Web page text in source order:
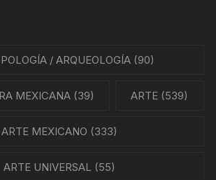
/ ARQUEOLOGÍA(90)
MEXICANA(39) ARTE (539)
ARTE MEXICANO (333)
ARTE UNIVERSAL (55)